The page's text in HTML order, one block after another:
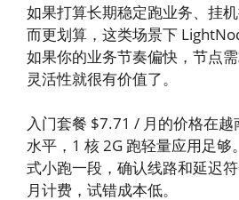
如果打算长期稳定跑业务、挂
而更划算，这类场景下
如果你的业务节奏偏快，节点
灵活性就很有价值了。
入门套餐 $7.71 / 月的价格在越
水平，1 核 2G 跑轻量应用足够
式小跑一段，确认线路和延迟
月计费，试错成本低。